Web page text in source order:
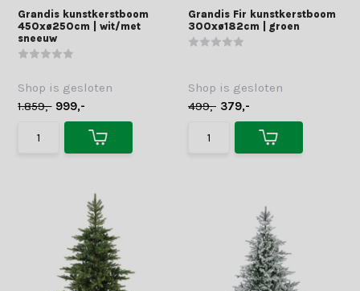
Grandis kunstkerstboom
450xø250cm | wit/met
sneeuw
Shop is gesloten
1.859,- 999,-
Grandis Fir kunstkerstboom
300xø182cm | groen
Shop is gesloten
499,- 379,-